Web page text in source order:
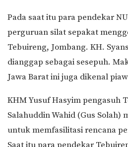
Pada saat itu para pendekar
perguruan silat sepakat
Tebuireng, Jombang. KH.
dianggap sebagai sesepuh.
Jawa Barat ini juga dikenal
KHM Yusuf Hasyim pengasuh
Salahuddin Wahid (Gus Solah)
untuk memfasilitasi rencana